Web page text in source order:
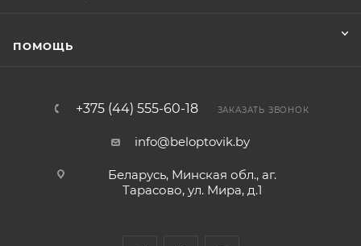
ПОМОЩЬ
+375 (44) 555-60-18 ЗАКАЗАТЬ ЗВОНОК
info@beloptovik.by
Беларусь, Минская обл., аг.
Тарасово, ул. Мира, д.1